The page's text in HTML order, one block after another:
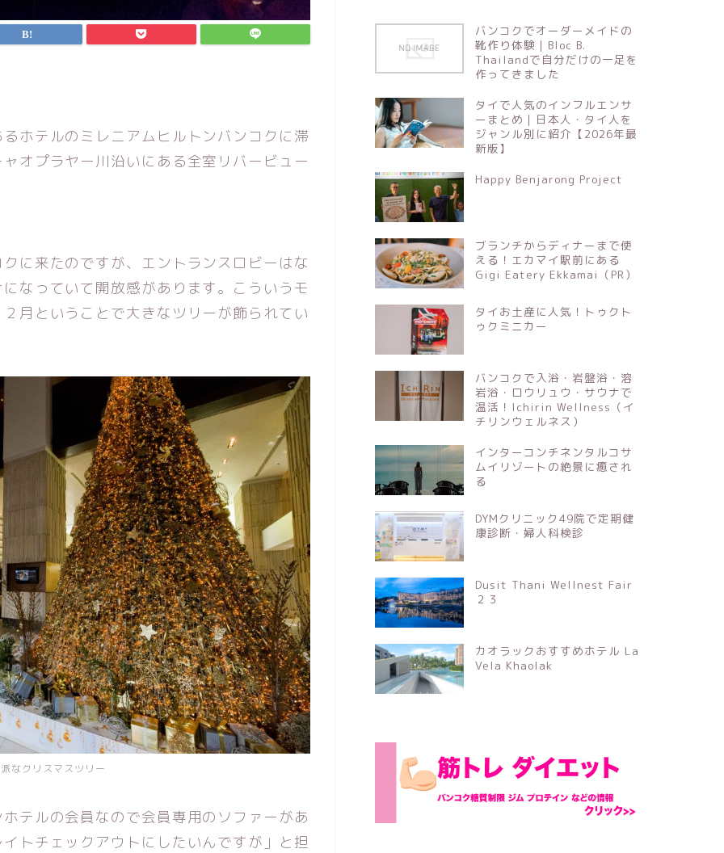
ホテルのミレニアムヒルトンバンコクに滞
オプラヤー川沿いにある全室リバービュー
に来たのですが、エントランスロビーはな
なっていて開放感があります。こういうモ
月ということで大きなツリーが飾られてい
なクリスマスツリー
テルの会員なので会員専用のソファーがあ
トチェックアウトにしたいんですが」と担
バンコクでオーダーメイドの
靴作り体験｜Bloc B.
Thailandで自分だけの一足を
作ってきました
タイで人気のインフルエンサ
ーまとめ｜日本人・タイ人を
ジャンル別に紹介【2026年最
新版】
Happy Benjarong Project
ブランチからディナーまで使
える！エカマイ駅前にある
Gigi Eatery Ekkamai（PR）
タイお土産に人気！トゥクト
ゥクミニカー
バンコクで入浴・岩盤浴・溶
岩浴・ロウリュウ・サウナで
温活！Ichirin Wellness（イ
チリンウェルネス）
インターコンチネンタルコサ
ムイリゾートの絶景に癒され
る
DYMクリニック49院で定期健
康診断・婦人科検診
Dusit Thani Wellnest Fair
２３
カオラックおすすめホテル La
Vela Khaolak